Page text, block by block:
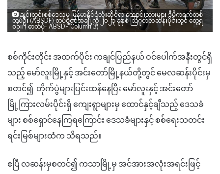
ချင်းတွင်းစစ်ဒေသမှ မြန်မာနိုင်ငံလုံးဆိုင်ရာ ကျောင်းသားများ ဒီမိုကရက်တစ်
တပ်ဦး (ABSDF) တပ်ဖွဲ့ဝင်အချို့ကို ၂၀၂၃ ခုနှစ် ဩဂုတ်လဆန်းပိုင်းတွင် တွေ့ရ
စဉ်။ ( ဓာတ်ပုံ- ABSDF Column 3)
စစ်ကိုင်းတိုင်း အထက်ပိုင်း ကချင်ပြည်နယ် ဝင်ပေါက်အနီးတွင်ရှိ
သည့် မော်လူးမြို့နှင့် အင်းတော်မြို့နယ်တို့တွင် မေလဆန်းပိုင်းမှ
စတင်၍ တိုက်ပွဲများပြင်းထန်နေပြီး မော်လူးနှင့် အင်းတော်
မြို့ကြားလမ်းပိုင်းရှိ ကျေးရွာများမှ ထောင်နှင့်ချီသည့် ဒေသခံ
များ စစ်ရှောင်နေကြရကြောင်း ဒေသခံများနှင့် စစ်ရေးသတင်း
ရင်းမြစ်များထံက သိရသည်။
ဧပြီ လဆန်းမှစတင်၍ ကသာမြို့မှ အင်အားအလုံးအရင်းဖြင့်